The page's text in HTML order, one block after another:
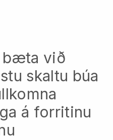
bæta við
skaltu búa
á forritinu